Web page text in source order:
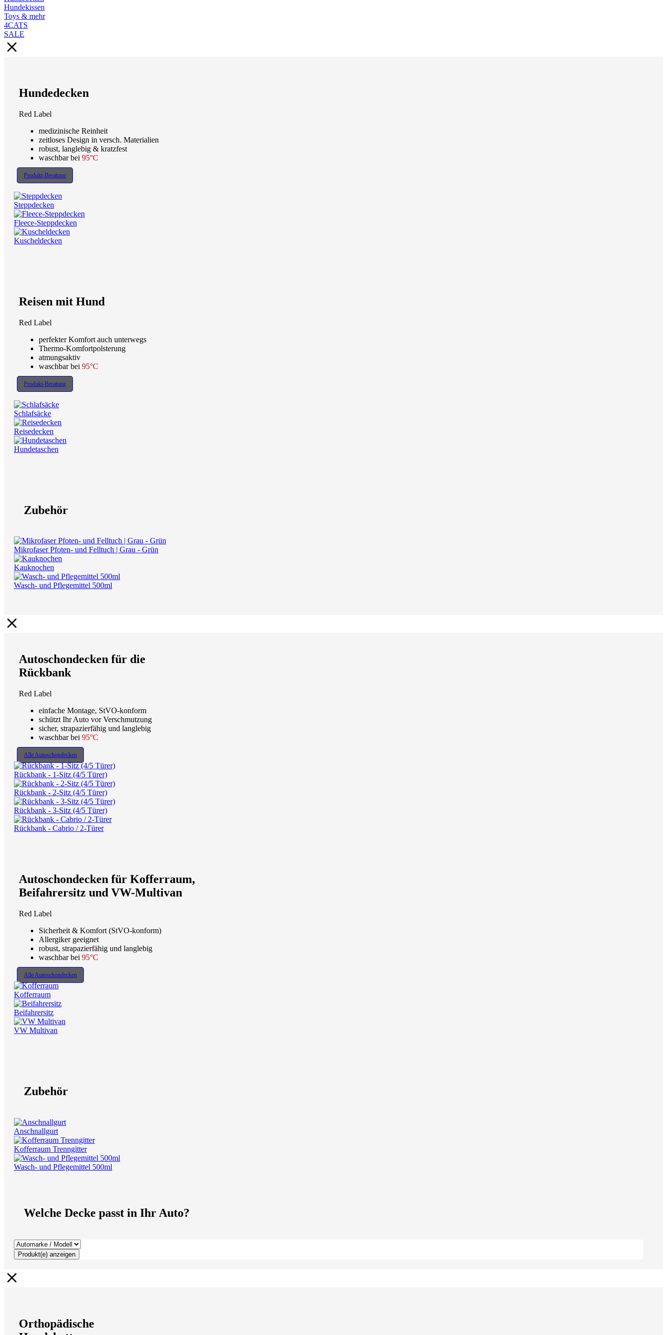
Hundekissen
Toys & mehr
4CATS
SALE
Hundedecken
Red Label
medizinische Reinheit
zeitloses Design in versch. Materialien
robust, langlebig & kratzfest
waschbar bei 95°C
Produkt-Beratung
Steppdecken
Fleece-Steppdecken
Kuscheldecken
Reisen mit Hund
Red Label
perfekter Komfort auch unterwegs
Thermo-Komfortpolsterung
atmungsaktiv
waschbar bei 95°C
Produkt-Beratung
Schlafsäcke
Reisedecken
Hundetaschen
Zubehör
Mikrofaser Pfoten- und Felltuch | Grau - Grün
Kauknochen
Wasch- und Pflegemittel 500ml
Autoschondecken für die
Rückbank
Red Label
einfache Montage, StVO-konform
schützt Ihr Auto vor Verschmutzung
sicher, strapazierfähig und langlebig
waschbar bei 95°C
Alle Autoschondecken
Rückbank - 1-Sitz (4/5 Türer)
Rückbank - 2-Sitz (4/5 Türer)
Rückbank - 3-Sitz (4/5 Türer)
Rückbank - Cabrio / 2-Türer
Autoschondecken für Kofferraum,
Beifahrersitz und VW-Multivan
Red Label
Sicherheit & Komfort (StVO-konform)
Allergiker geeignet
robust, strapazierfähig und langlebig
waschbar bei 95°C
Alle Autoschondecken
Kofferraum
Beifahrersitz
VW Multivan
Zubehör
Anschnallgurt
Kofferraum Trenngitter
Wasch- und Pflegemittel 500ml
Welche Decke passt in Ihr Auto?
Produkt(e) anzeigen
Orthopädische